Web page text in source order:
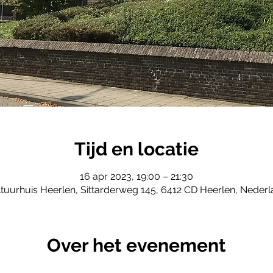
Tijd en locatie
16 apr 2023, 19:00 – 21:30
Heerlen, Sittarderweg 145, 6412 CD Heerlen,
Over het evenement